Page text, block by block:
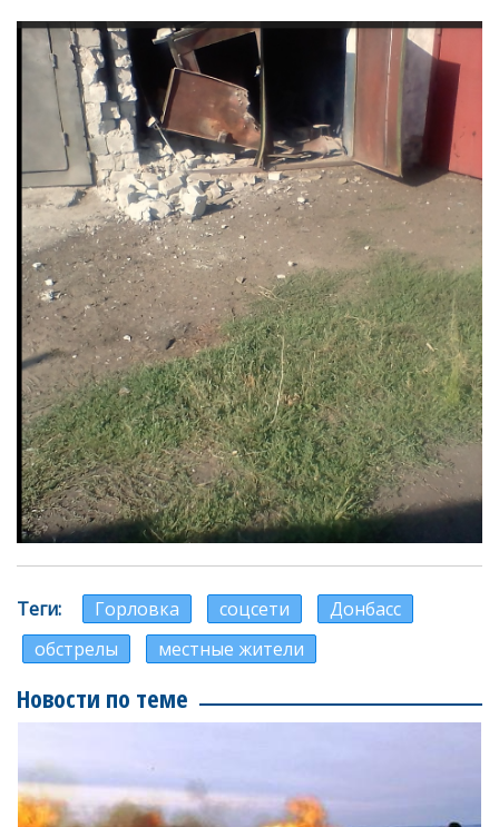
Теги Горловка соцсети
Донбасс
обстрелы
местные жители
Новости по теме